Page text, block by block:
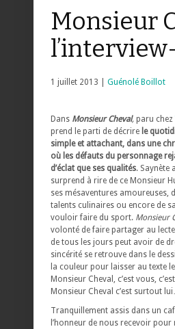
Monsieur
1 juillet 2013 | Guénolé Boillot
Dans Monsieur Cheval, paru chez
prend le parti de décrire le
simple et attachant, dans une
où les défauts du personnage
d’éclat que ses qualités. Saynète
surprend à rire de ce Monsieur
ses mésaventures amoureuses,
talents culinaires ou encore de
vouloir faire du sport. Monsieur
volonté de faire partager au
de tous les jours peut avoir de
sincérité se retrouve dans le
la couleur pour laisser au texte
Monsieur Cheval, c’est vous,
Monsieur Cheval c’est surtout
Tranquillement assis dans un
l’honneur de nous recevoir